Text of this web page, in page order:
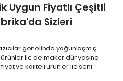
Uygun Fiyatlı Çeşitli
Sizleri
genelinde yoğunlaşmış
ile de maker dünyasına
ve kaliteli ürünler ile seni